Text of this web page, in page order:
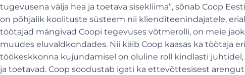
tugevusena välja hea ja toetava sisekliima”, sõnab Coop
on põhjalik koolituste süsteem nii klienditeenindajatele,
töötajad mängivad Coopi tegevuses võtmerolli, on meie
muudes eluvaldkondades. Nii käib Coop kaasas ka töötaja
töökeskkonna kujundamisel on oluline roll kindlasti
ja toetavad. Coop soodustab igati ka ettevõttesisest